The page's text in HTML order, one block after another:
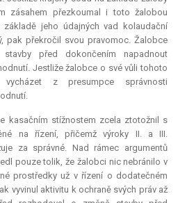
zásahem přezkoumal i toto žalobou
jeho údajných vad kolaudační
pak překročil svou pravomoc. Žalobce
před dokončením napadnout
Jestliže žalobce o své vůli tohoto
vycházet zpresumpce správnosti
kasačním stížnostem zcela ztotožnil s
na řízení, přičemž výroky II. a III.
za správné. Nad rámec argumentů
pouze tolik, že žalobci nic nebránilo v
prostředky už v řízení o dodatečném
vyvinul aktivitu k ochraně svých práv až